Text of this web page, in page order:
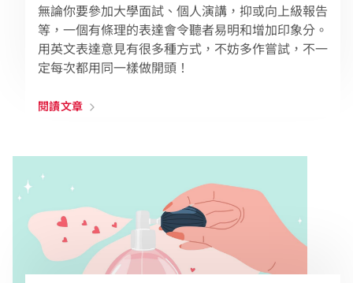
無論你要參加大學面試、個人演講，抑或向上級報告
等，一個有條理的表達會令聽者易明和增加印象分。
用英文表達意見有很多種方式，不妨多作嘗試，不一
定每次都用同一樣做開頭！
閱讀文章